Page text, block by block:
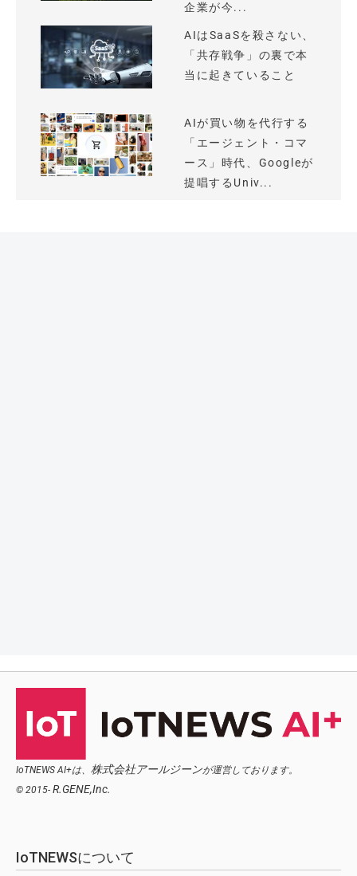
企業が今...
AIはSaaSを殺さない、
「共存戦争」の裏で本
当に起きていること
AIが買い物を代行する
「エージェント・コマ
ース」時代、Googleが
提唱するUniv...
IoTNEWS AI+は、 株式会社アールジーンが運営しております。
© 2015- R.GENE,Inc.
IoTNEWSについて